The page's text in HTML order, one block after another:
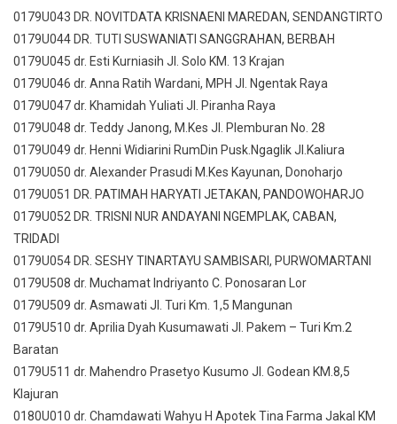
0179U043 DR. NOVITDATA KRISNAENI MAREDAN, SENDANGTIRTO
0179U044 DR. TUTI SUSWANIATI SANGGRAHAN, BERBAH
0179U045 dr. Esti Kurniasih Jl. Solo KM. 13 Krajan
0179U046 dr. Anna Ratih Wardani, MPH Jl. Ngentak Raya
0179U047 dr. Khamidah Yuliati Jl. Piranha Raya
0179U048 dr. Teddy Janong, M.Kes Jl. Plemburan No. 28
0179U049 dr. Henni Widiarini RumDin Pusk.Ngaglik Jl.Kaliura
0179U050 dr. Alexander Prasudi M.Kes Kayunan, Donoharjo
0179U051 DR. PATIMAH HARYATI JETAKAN, PANDOWOHARJO
0179U052 DR. TRISNI NUR ANDAYANI NGEMPLAK, CABAN,
TRIDADI
0179U054 DR. SESHY TINARTAYU SAMBISARI, PURWOMARTANI
0179U508 dr. Muchamat Indriyanto C. Ponosaran Lor
0179U509 dr. Asmawati Jl. Turi Km. 1,5 Mangunan
0179U510 dr. Aprilia Dyah Kusumawati Jl. Pakem – Turi Km.2
Baratan
0179U511 dr. Mahendro Prasetyo Kusumo Jl. Godean KM.8,5
Klajuran
0180U010 dr. Chamdawati Wahyu H Apotek Tina Farma Jakal KM